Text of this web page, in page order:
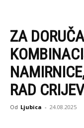
ZA
RAD
Od Ljubica - 24.08.2025